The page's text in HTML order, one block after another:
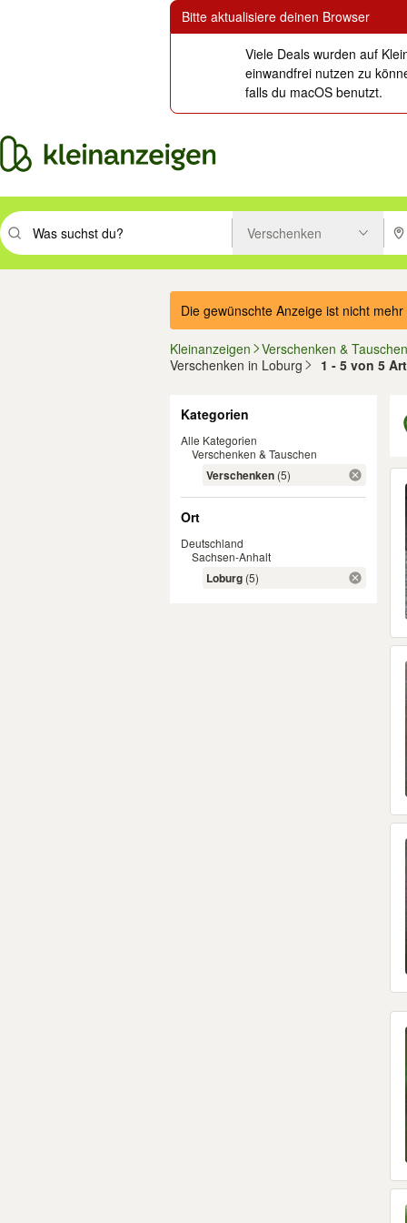
Bitte aktualisiere deinen Browser
Viele Deals wurden auf
einwandfrei nutzen zu
falls du macOS benutzt.
Suchbegriff eingeben. Eingabetaste drücken um zu suchen, oder
Verschenken
Die gewünschte Anzeige ist nicht
Kleinanzeigen
Verschenken & Tauschen
Verschenken in Loburg
1 - 5 von 5
Kategorien
Alle Kategorien
Verschenken & Tauschen
Verschenken (5)
Ort
Deutschland
Sachsen-Anhalt
Loburg (5)